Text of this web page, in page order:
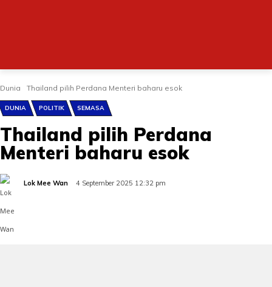
Dunia Thailand pilih Perdana Menteri baharu esok
DUNIA POLITIK SEMASA
Thailand pilih Perdana
Menteri baharu esok
Lok Mee Wan 4 September 2025 12:32 pm